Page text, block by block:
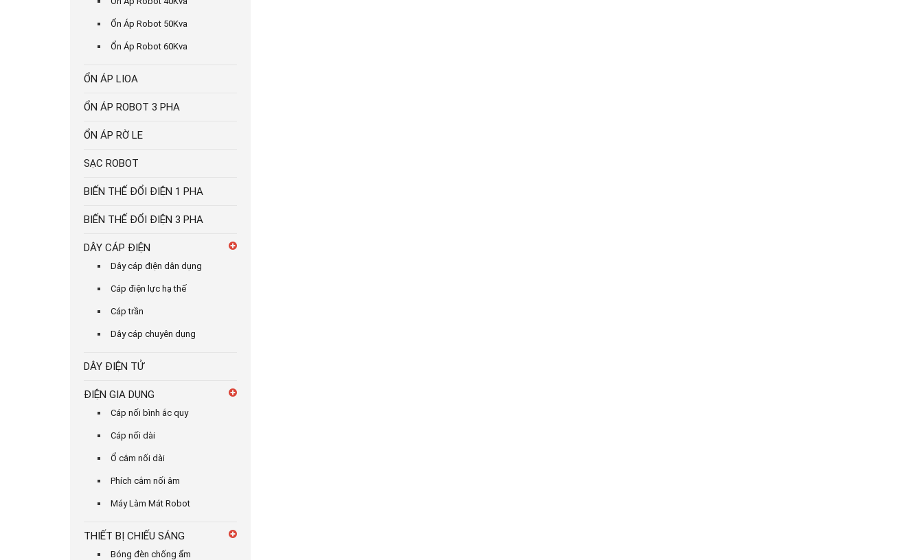
Ổn Áp Robot 50Kva
Ổn Áp Robot 60Kva
ỔN ÁP LIOA
ỔN ÁP ROBOT 3 PHA
ỔN ÁP RỜ LE
SẠC ROBOT
BIẾN THẾ ĐỔI ĐIỆN 1 PHA
BIẾN THẾ ĐỔI ĐIỆN 3 PHA
DÂY CÁP ĐIỆN
Dây cáp điện dân dụng
Cáp điện lực hạ thế
Cáp trần
Dây cáp chuyên dụng
DÂY ĐIỆN TỬ
ĐIỆN GIA DỤNG
Cáp nối bình ắc quy
Cáp nối dài
Ổ cắm nối dài
Phích cắm nối âm
Máy Làm Mát Robot
THIẾT BỊ CHIẾU SÁNG
Bóng đèn chống ẩm